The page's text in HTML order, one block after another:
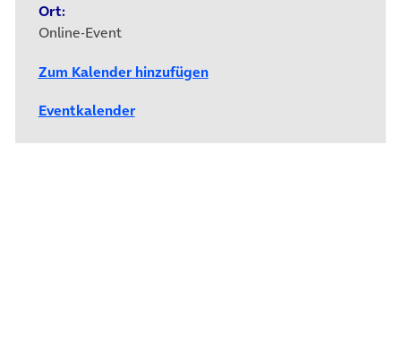
Ort:
Online-Event
Zum Kalender hinzufügen
Eventkalender